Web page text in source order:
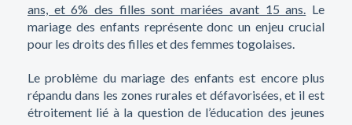
ans, et 6% des filles sont mariées avant 15 ans. Le
mariage des enfants représente donc un enjeu crucial
pour les droits des filles et des femmes togolaises.
Le problème du mariage des enfants est encore plus
répandu dans les zones rurales et défavorisées, et il est
étroitement lié à la question de l’éducation des jeunes